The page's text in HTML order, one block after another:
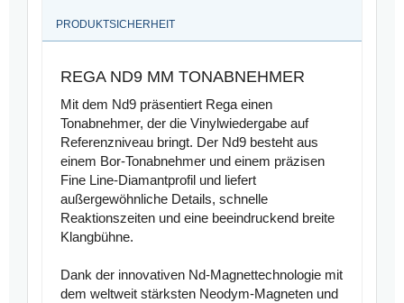
PRODUKTSICHERHEIT
REGA ND9 MM TONABNEHMER
Mit dem Nd9 präsentiert Rega einen
Tonabnehmer, der die Vinylwiedergabe auf
Referenzniveau bringt. Der Nd9 besteht aus
einem Bor-Tonabnehmer und einem präzisen
Fine Line-Diamantprofil und liefert
außergewöhnliche Details, schnelle
Reaktionszeiten und eine beeindruckend breite
Klangbühne.
Dank der innovativen Nd-Magnettechnologie mit
dem weltweit stärksten Neodym-Magneten und